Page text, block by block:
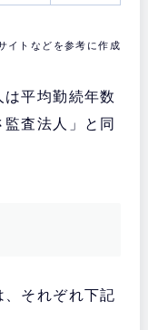
イトなどを参考に作成
は平均勤続年数
査法人」と同
、それぞれ下記